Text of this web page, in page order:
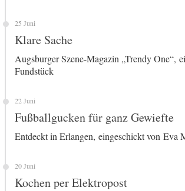
25 Juni
Klare Sache
Augsburger Szene-Magazin „Trendy One“,
Fundstück
22 Juni
Fußballgucken für ganz Gewiefte
Entdeckt in Erlangen, eingeschickt von Eva
20 Juni
Kochen per Elektropost